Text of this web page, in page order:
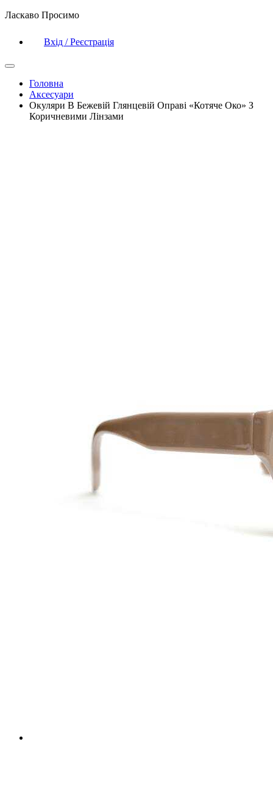
Ласкаво Просимо
Вхід / Реєстрація
Головна
Аксесуари
Окуляри В Бежевій Глянцевій Оправі «Котяче Око» З
Коричневими Лінзами